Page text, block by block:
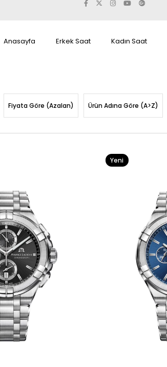
Anasayfa Erkek Saat Kadın Saat
Fiyata Göre (Azalan) Ürün Adına Göre (A>Z)
Yeni